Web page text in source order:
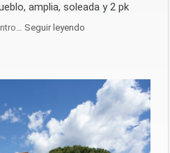
amplia, soleada y 2 pk
Seguir leyendo